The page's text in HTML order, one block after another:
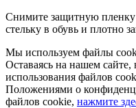
Снимите защитную пленку
стельку в обувь и плотно
Мы используем файлы
Оставаясь на нашем сайте,
использования файлов
Положениями о
файлов cookie, нажмите